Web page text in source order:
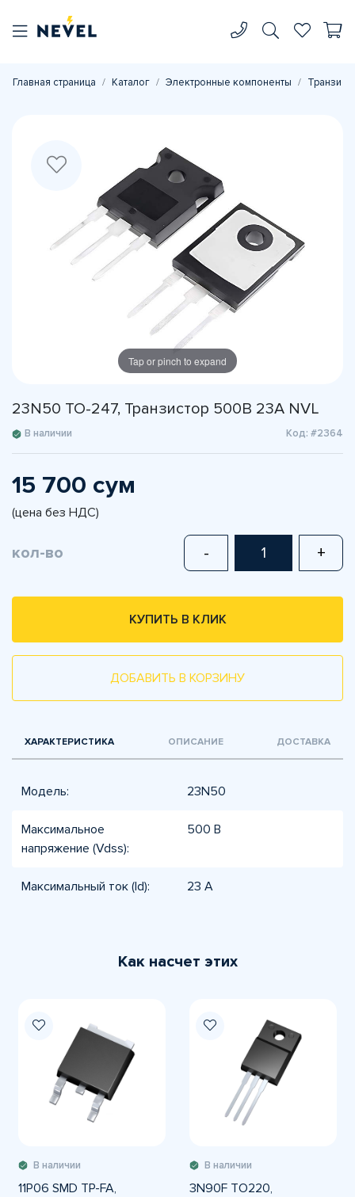
Главная страница Каталог Электронные компоненты
Tap or pinch to expand
23N50 TO-247, Транзистор 500В 23А NVL
В наличии Код: #2364
15 700 сум
(цена без НДС)
кол-во - +
КУПИТЬ В КЛИК
ДОБАВИТЬ В КОРЗИНУ
ХАРАКТЕРИСТИКА ОПИСАНИЕ ДОСТАВКА
Модель: 23N50
Максимальное
напряжение (Vdss):
500 В
Максимальный ток (Id): 23 А
Как насчет этих
В наличии
11P06 SMD TP-FA,
В наличии
3N90F TO220,